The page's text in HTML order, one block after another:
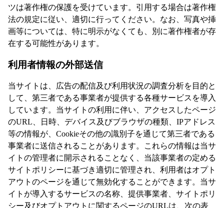
ツは著作権の保護を受けています。引用する場合は著作権
法の規定に従い、適切に行ってください。なお、写真や挿
画等については、特に明示がなくても、別に著作権者が存
在する可能性があります。
利用者情報の外部送信
当サイトは、広告の配信及び利用状況の調査分析を目的と
して、第三者である事業者が提供する各種サービスを導入
しています。当サイトの利用に伴い、アクセスしたページ
のURL、日時、デバイス及びブラウザの種類、IPアドレス
等の情報が、Cookieその他の識別子を通じて第三者である
事業者に送信されることがあります。これらの情報は当サ
イトの管理者に開示されることなく、当該事業者の定める
サイトポリシーに基づき適切に管理され、利用者はオプト
アウトのページを通じて無効化することができます。当サ
イトが導入するサービスの名称、提供事業者、サイトポリ
シー及びオプトアウトに関するページのURLは、次の表